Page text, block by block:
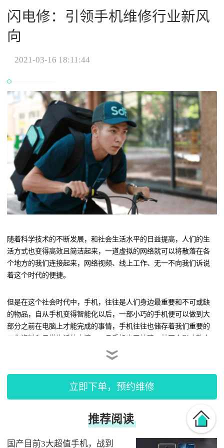
闪电修：引领手机维修行业新风
向
2021-03-16 18:11:44
随着科学技术的不断发展，和社会生活水平的日益提高，人们的生
活方式也变得高效且简洁起来，一道虚拟的网络就可以将散落在各
个地方的我们连接起来，网络视频、线上工作、无一不向我们诉说
着这个时代的便捷。
但是在这个社会时代中，手机，往往是人们身边最重要和不可或缺
的物品，自从手机变得智能化以后，一部小巧的手机便可以做到大
部分之前在电脑上才能完成的事情，手机往往也储存着我们重要的
规模的原因，不可能采取系统化、标准化的维修手段，不仅在技术
和质量上缺乏保障，而且维修工人也并未经过系统的培训，维修质
量参差不齐，且在手机配件的方面也没有可靠性的保证。
立即下单，预约维修
国产目前3大超值手机，战到